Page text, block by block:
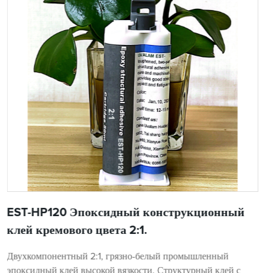
EST-HP120 Эпоксидный конструкционный
клей кремового цвета 2:1.
Двухкомпонентный 2:1, грязно-белый промышленный
эпоксидный клей высокой вязкости. Структурный клей с